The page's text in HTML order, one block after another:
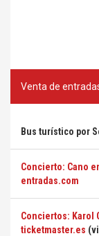
Venta de
Bus turístico por
Concierto: Cano
entradas.com
Conciertos: Karol
ticketmaster.es